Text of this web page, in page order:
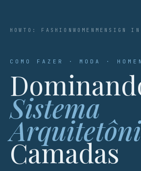
HOWTO: FASHION WOMEN MEN SIGN IN
COMO FAZER · MODA ·
Sistema
Camadas